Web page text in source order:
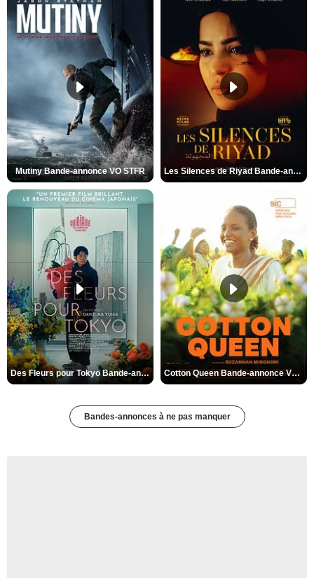
Mutiny Bande-annonce VO STFR Les Silences de Riyad Bande-annonce VO STFR
Des Fleurs pour Tokyo Bande-annonce VO STFR Cotton Queen Bande-annonce VO STFR
Bandes-annonces à ne pas manquer